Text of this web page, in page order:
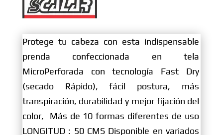
Protege tu cabeza con esta indispensable
prenda confeccionada en tela
MicroPerforada con tecnología Fast Dry
(secado Rápido), fácil postura, más
transpiración, durabilidad y mejor fijación del
color, Más de 10 formas diferentes de uso
LONGITUD : 50 CMS Disponible en variados